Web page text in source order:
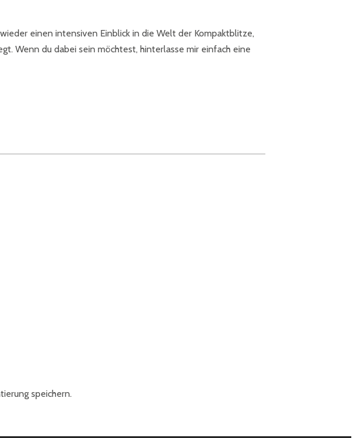
einen intensiven Einblick in die Welt der Kompaktblitze,
Wenn du dabei sein möchtest, hinterlasse mir einfach eine
speichern.